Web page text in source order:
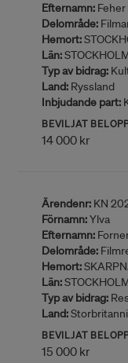
Efternamn: Feher
Delområde:
Hemort:
Län:
Typ av bidrag:
Land: Ryssland
Inbjudande part:
BEVILJAT
14 000 kr
Ärendenr: KN
Förnamn:Ylva
Efternamn:
Delområde:
Hemort:
Län:
Typ av bidrag:
Land:
BEVILJAT
15 000 kr